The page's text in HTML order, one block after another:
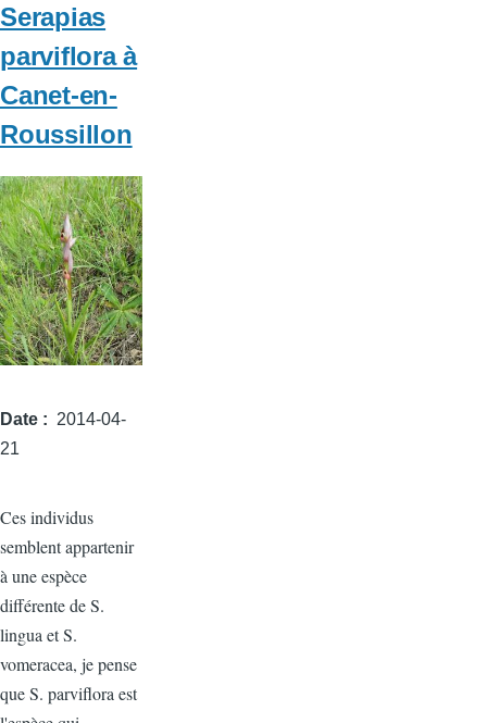
Roussillon
Serapias
parviflora à
Canet-en-
Roussillon
Date
2014-04-
21
Ces individus
semblent appartenir
à une espèce
différente de S.
lingua et S.
vomeracea, je pense
que S. parviflora est